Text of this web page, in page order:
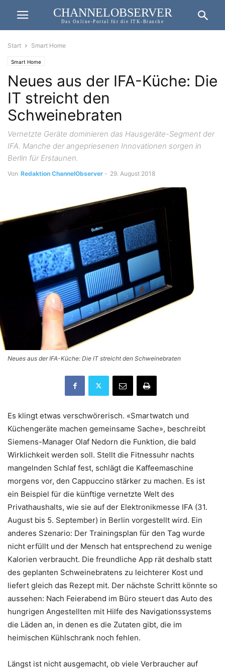
CHANNELOBSERVER
Das Online-Portal für die ITK-Branche
Start Smart Home
Smart Home
Neues aus der IFA-Küche: Die
IT streicht den
Schweinebraten
Vernetzte Geräte dominieren das Hausgeräte-Segment der
IFA. Manche der angepriesenen Innovationen sorgen in
Berlin für Erstaunen.
Von Redaktion ChannelObserver - 29. August 2018
Neues aus der IFA-Küche: Die IT streicht den Schweinebraten
Es klingt etwas verschwörerisch. «Smartwatch und
Küchengeräte machen gemeinsame Sache», beschreibt
Siemens-Manager Olaf Nedorn die Funktion, die bald
Wirklichkeit werden soll. Stellt die Fitnessuhr nachts
mangelnden Schlaf fest, schlägt die Kaffeemaschine
morgens vor, den Cappuccino stärker zu machen. Es ist
ein Beispiel für die künftige vernetzte Welt des
Privathaushalts, wie sie auf der Elektronikmesse IFA (31.
August bis 5. September) in Berlin vorgestellt wird. Ein
anderes Szenario: Der Trainingsplan für den Tag wurde
nicht erfüllt und der Mensch hat entsprechend zu wenige
Kalorien verbraucht. Die freundliche App rät deshalb statt
des geplanten Schweinebratens zu leichterer Kost und
liefert gleich das Rezept mit. Der nächste Schritt könnte so
aussehen: Nach Feierabend im Büro steuert das Auto des
hungrigen Angestellten mit Hilfe des Navigationssystems
die Läden an, in denen es die Zutaten gibt, die im
heimischen Kühlschrank noch fehlen.
Längst ist nicht ausgemacht, ob viele Verbraucher auf